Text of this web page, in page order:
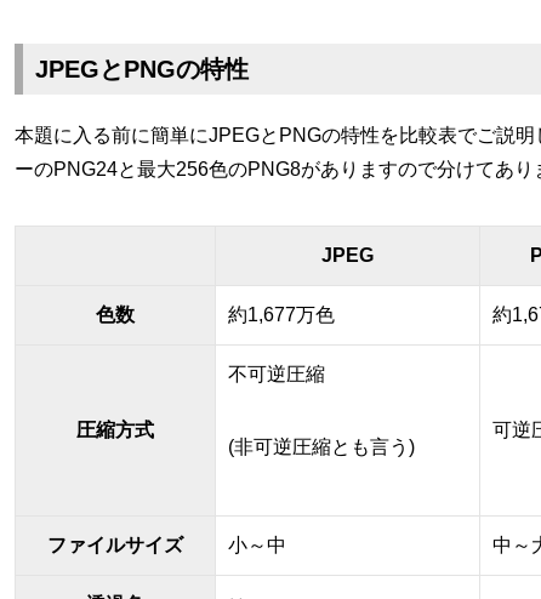
JPEGとPNGの特性
本題に入る前に簡単にJPEGとPNGの特性を比較表でご説
ーのPNG24と最大256色のPNG8がありますので分けてあり
JPEG
色数 約1,677万色 約
圧縮方式
不可逆圧縮
(非可逆圧縮とも言う)
可逆
ファイルサイズ 小～中 中～